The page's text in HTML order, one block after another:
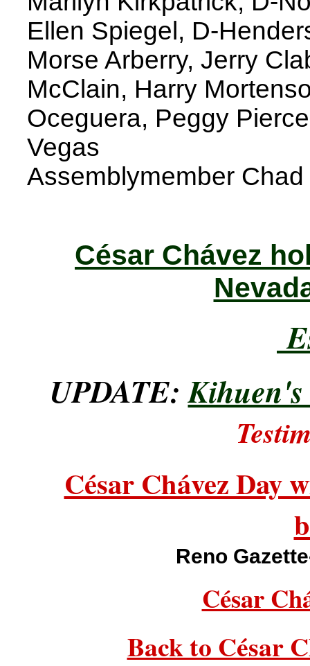
Ellen Spiegel, D-
Morse Arberry, Jerry
McClain, Harry
Oceguera, Peggy
Vegas
Assemblymember
César Chávez
UPDATE:Kihuen's
César Chávez Day
Reno
César
Back to César